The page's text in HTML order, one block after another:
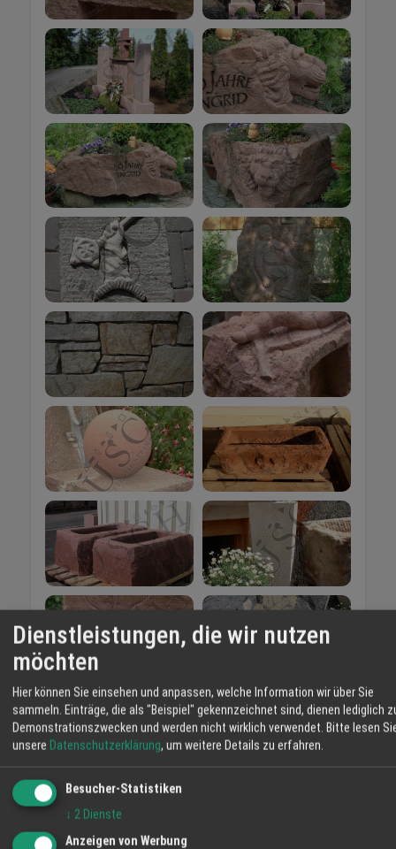
Dienstleistungen, die wir nutzen
möchten
Hier können Sie einsehen und anpassen, welche Information wir über Sie
sammeln. Einträge, die als "Beispiel" gekennzeichnet sind, dienen lediglich
Demonstrationszwecken und werden nicht wirklich verwendet. Bitte lesen
unsere Datenschutzerklärung, um weitere Details zu erfahren.
Besucher-Statistiken
↓ 2 Dienste
Anzeigen von Werbung